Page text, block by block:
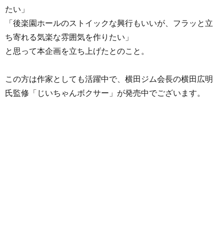
たい」
「後楽園ホールのストイックな興行もいいが、フラッと立
ち寄れる気楽な雰囲気を作りたい」
と思って本企画を立ち上げたとのこと。
この方は作家としても活躍中で、横田ジム会長の横田広明
氏監修「じいちゃんボクサー」が発売中でございます。